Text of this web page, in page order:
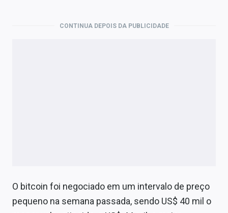
CONTINUA DEPOIS DA PUBLICIDADE
O bitcoin foi negociado em um intervalo de preço
pequeno na semana passada, sendo US$ 40 mil o